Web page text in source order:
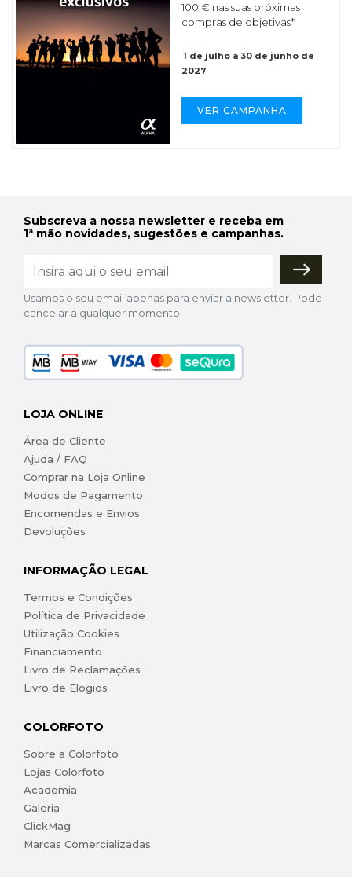
100 € nas suas próximas
compras de objetivas*
1 de julho a 30 de junho de
2027
VER CAMPANHA
Subscreva a nossa newsletter e receba em
1ª mão novidades, sugestões e campanhas.
Usamos o seu email apenas para enviar a newsletter. Pode
cancelar a qualquer momento.
LOJA ONLINE
Área de Cliente
Ajuda / FAQ
Comprar na Loja Online
Modos de Pagamento
Encomendas e Envios
Devoluções
INFORMAÇÃO LEGAL
Termos e Condições
Política de Privacidade
Utilização Cookies
Financiamento
Livro de Reclamações
Livro de Elogios
COLORFOTO
Sobre a Colorfoto
Lojas Colorfoto
Academia
Galeria
ClickMag
Marcas Comercializadas